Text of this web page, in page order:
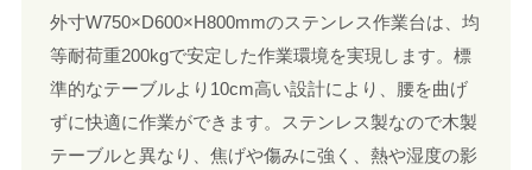
外寸W750×D600×H800mmのステンレス作業台は、均
等耐荷重200kgで安定した作業環境を実現します。標
準的なテーブルより10cm高い設計により、腰を曲げ
ずに快適に作業ができます。ステンレス製なので木製
テーブルと異なり、焦げや傷みに強く、熱や湿度の影